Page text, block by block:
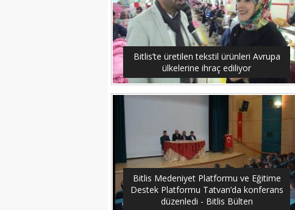
Bitlis’te üretilen tekstil ürünleri Avrupa
ülkelerine ihraç ediliyor
Bitlis Medeniyet Platformu ve Eğitime
Destek Platformu Tatvan’da konferans
düzenledi - Bitlis Bülten